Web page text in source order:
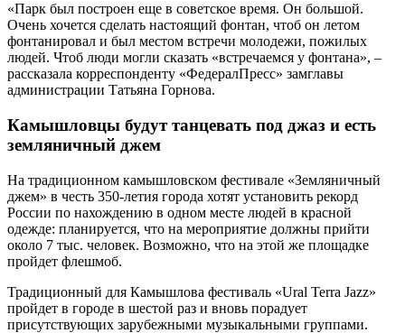
«Парк был построен еще в советское время. Он большой.
Очень хочется сделать настоящий фонтан, чтоб он летом
фонтанировал и был местом встречи молодежи, пожилых
людей. Чтоб люди могли сказать «встречаемся у фонтана», –
рассказала корреспонденту «ФедералПресс» замглавы
администрации Татьяна Горнова.
Камышловцы будут танцевать под джаз и есть
земляничный джем
На традиционном камышловском фестивале «Земляничный
джем» в честь 350-летия города хотят установить рекорд
России по нахождению в одном месте людей в красной
одежде: планируется, что на мероприятие должны прийти
около 7 тыс. человек. Возможно, что на этой же площадке
пройдет флешмоб.
Традиционный для Камышлова фестиваль «Ural Terra Jazz»
пройдет в городе в шестой раз и вновь порадует
присутствующих зарубежными музыкальными группами.